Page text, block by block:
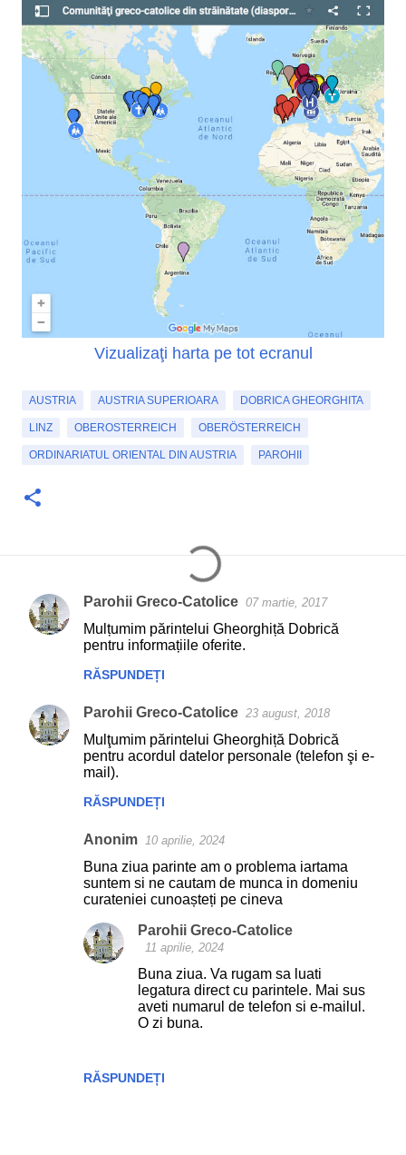
Vizualizaţi harta pe tot ecranul
AUSTRIA AUSTRIA SUPERIOARA DOBRICA GHEORGHITA
LINZ OBEROSTERREICH OBERÖSTERREICH
ORDINARIATUL ORIENTAL DIN AUSTRIA PAROHII
C
n
t
Parohii Greco-Catolice 07 martie, 2017
Mulțumim părintelui Gheorghiță Dobrică
pentru informațiile oferite.
RĂSPUNDEȚI
Parohii Greco-Catolice 23 august, 2018
Mulţumim părintelui Gheorghiță Dobrică
pentru acordul datelor personale (telefon şi e-
mail).
RĂSPUNDEȚI
Anonim 10 aprilie, 2024
Buna ziua parinte am o problema iartama
suntem si ne cautam de munca in domeniu
curateniei cunoașteți pe cineva
RĂSPUNDEȚI
Parohii Greco-Catolice
11 aprilie, 2024
Buna ziua. Va rugam sa luati
legatura direct cu parintele. Mai sus
aveti numarul de telefon si e-mailul.
O zi buna.